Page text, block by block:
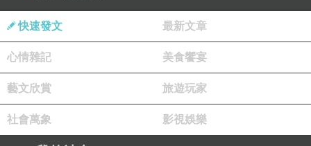
快速發文 最新文章
心情雜記 美食饗宴
藝文欣賞 旅遊玩家
社會萬象 影視娛樂